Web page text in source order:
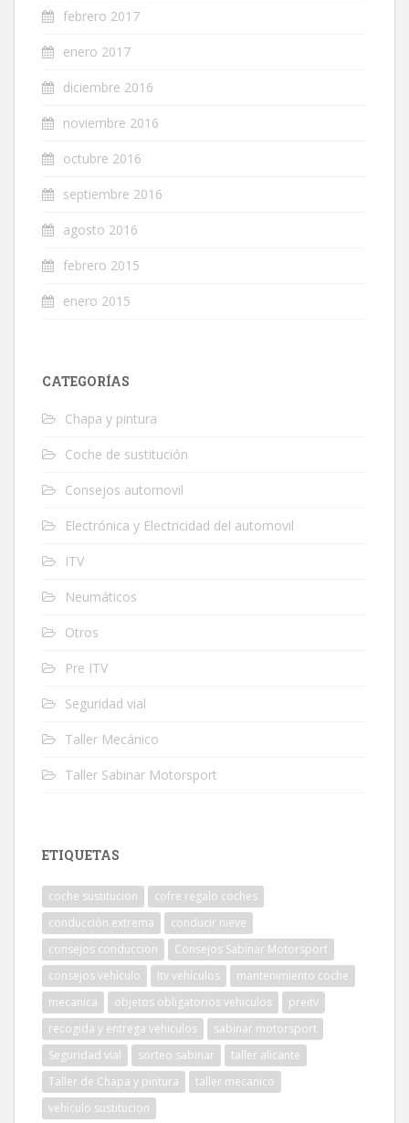
febrero 2017
enero 2017
diciembre 2016
noviembre 2016
octubre 2016
septiembre 2016
agosto 2016
febrero 2015
enero 2015
CATEGORÍAS
Chapa y pintura
Coche de sustitución
Consejos automovil
Electrónica y Electricidad del automovil
ITV
Neumáticos
Otros
Pre ITV
Seguridad vial
Taller Mecánico
Taller Sabinar Motorsport
ETIQUETAS
coche sustitucion
cofre regalo coches
conducción extrema
conducir nieve
consejos conduccion
Consejos Sabinar Motorsport
consejos vehículo
Itv vehículos
mantenimiento coche
mecanica
objetos obligatorios vehiculos
preitv
recogida y entrega vehiculos
sabinar motorsport
Seguridad vial
sorteo sabinar
taller alicante
Taller de Chapa y pintura
taller mecanico
vehiculo sustitucion